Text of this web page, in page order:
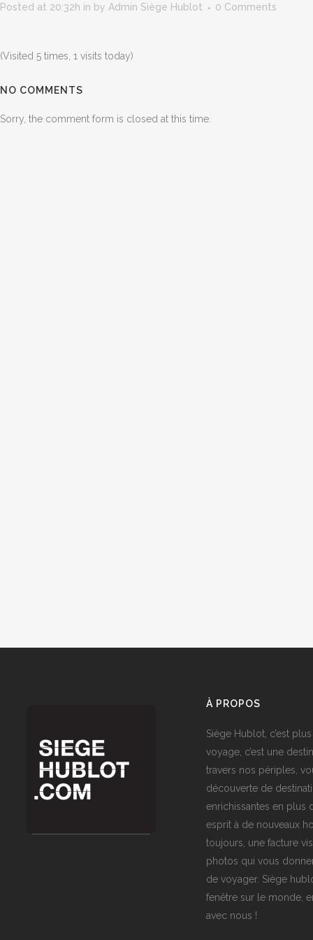
Posted at 20:32h in by Admin Siège Hublot 0 Comments
(Visited 5 times, 1 visits today)
NO COMMENTS
Sorry, the comment form is closed at this time.
À PROPOS
Siège Hublot, c’est
voyage, c’est une
travers nos périples,
découverte de
enrichissantes en plus
esprit à de nouveaux
toujours, une facture
photos qui vous
de voyager. Siège
fenêtre sur le monde,
avec nous !